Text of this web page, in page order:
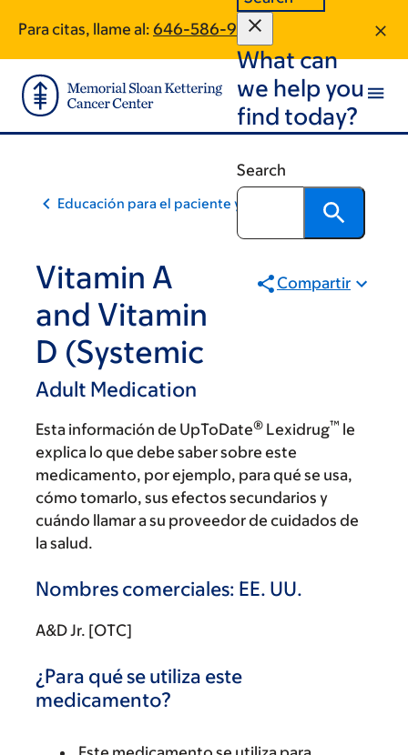
main
content
footer
Para citas, llame al: 646-586-9142
What can
we help you
find today?
Search
Educación para el paciente y la comunidad
Vitamin A
and Vitamin
D (Systemic
Adult Medication
Compartir
Esta información de UpToDate® Lexidrug™ le
explica lo que debe saber sobre este
medicamento, por ejemplo, para qué se usa,
cómo tomarlo, sus efectos secundarios y
cuándo llamar a su proveedor de cuidados de
la salud.
Nombres comerciales: EE. UU.
A&D Jr. [OTC]
¿Para qué se utiliza este
medicamento?